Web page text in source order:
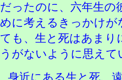
だったのに、六年生の
めに考えるきっかけ
ても、生と死はあま
うがないように思え
身近にある生と死、